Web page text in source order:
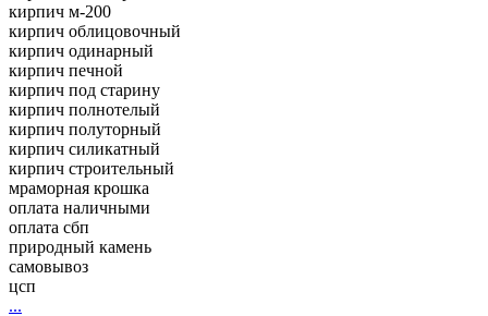
кирпич м-200
кирпич облицовочный
кирпич одинарный
кирпич печной
кирпич под старину
кирпич полнотелый
кирпич полуторный
кирпич силикатный
кирпич строительный
мраморная крошка
оплата наличными
оплата сбп
природный камень
самовывоз
цсп
...